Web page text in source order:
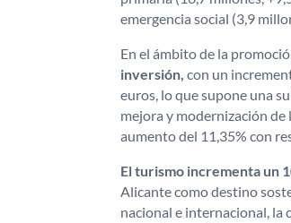
emergencia social (3,9
En el ámbito de la
inversión,con un
euros, lo que supone una
mejora y modernización de
aumento del 11,35% con
El turismo incrementa un
Alicante como destino
nacional e internacional, la